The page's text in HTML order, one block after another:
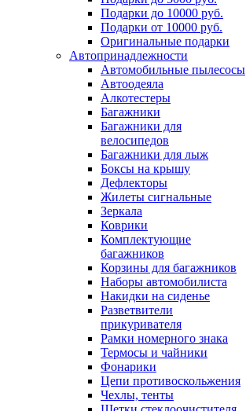
Подарки до 10000 руб.
Подарки от 10000 руб.
Оригинальные подарки
Автопринадлежности
Автомобильные пылесосы
Автоодеяла
Алкотестеры
Багажники
Багажники для
велосипедов
Багажники для лыж
Боксы на крышу
Дефлекторы
Жилеты сигнальные
Зеркала
Коврики
Комплектующие
багажников
Корзины для багажников
Наборы автомобилиста
Накидки на сиденье
Разветвители
прикуривателя
Рамки номерного знака
Термосы и чайники
Фонарики
Цепи противоскольжения
Чехлы, тенты